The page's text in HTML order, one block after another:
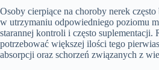
Osoby cierpiące na choroby nerek
w utrzymaniu odpowiedniego poziomu
starannej kontroli i często suplementacji.
potrzebować większej ilości tego
absorpcji oraz schorzeń związanych z